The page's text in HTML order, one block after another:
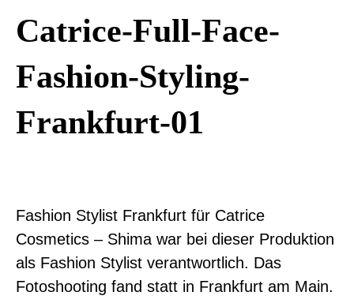
Catrice-Full-Face-
Fashion-Styling-
Frankfurt-01
Fashion Stylist Frankfurt für Catrice
Cosmetics – Shima war bei dieser Produktion
als Fashion Stylist verantwortlich. Das
Fotoshooting fand statt in Frankfurt am Main.